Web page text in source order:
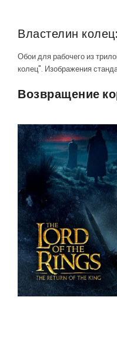
Властелин
Обои для рабочего из
колец". Изображения
Возвращение